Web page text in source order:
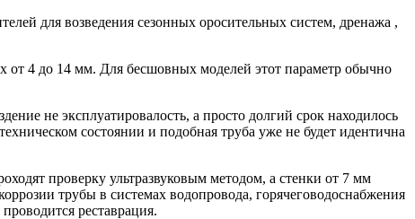
для возведения сезонных оросительных систем, дренажа ,
от 4 до 14 мм. Для бесшовных моделей этот параметр обычно
не эксплуатировалость, а просто долгий срок находилось
состоянии и подобная труба уже не будет идентична
проверку ультразвуковым методом, а стенки от 7 мм
трубы в системах водопровода, горячеговодоснабжения
реставрация.